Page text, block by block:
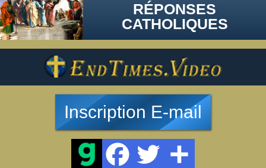
RÉPONSES
CATHOLIQUES
Inscription E-mail